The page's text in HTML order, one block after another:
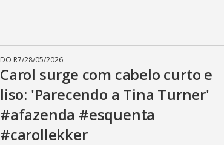
DO R7/28/05/2026
Carol surge com cabelo curto e
liso: 'Parecendo a Tina Turner'
#afazenda #esquenta
#carollekker